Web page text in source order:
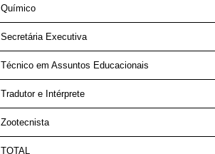
Químico
Secretária Executiva
Técnico em Assuntos Educacionais
Tradutor e Intérprete
Zootecnista
TOTAL